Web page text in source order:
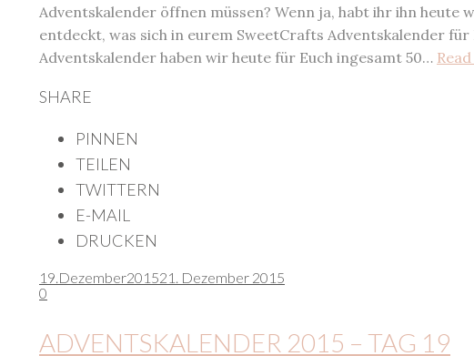
Adventskalender öffnen müssen? Wenn ja, habt ihr ihn heute
entdeckt, was sich in eurem SweetCrafts Adventskalender
Adventskalender haben wir heute für Euch ingesamt 50…
SHARE
PINNEN
TEILEN
TWITTERN
E-MAIL
DRUCKEN
19.Dezember201521. Dezember 2015
0
ADVENTSKALENDER 2015 – TAG 19